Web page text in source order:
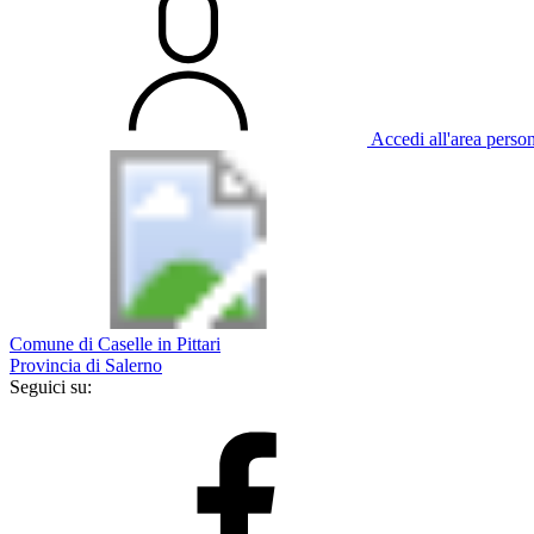
Accedi all'area
Comune di Caselle in Pittari
Provincia di Salerno
Seguici su: